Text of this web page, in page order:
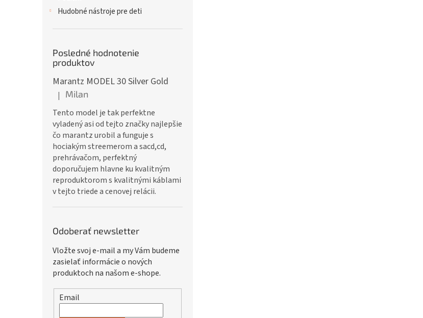
Hudobné nástroje pre deti
Posledné hodnotenie
produktov
Marantz MODEL 30 Silver Gold
Hodnotenie produktu je 5 z 5 hviezdičiek.
| Milan
Tento model je tak perfektne
vyladený asi od tejto značky najlepšie
čo marantz urobil a funguje s
hociakým streemerom a sacd,cd,
prehrávačom, perfektný
doporučujem hlavne ku kvalitným
reproduktorom s kvalitnými káblami
v tejto triede a cenovej relácii.
Odoberať newsletter
Vložte svoj e-mail a my Vám budeme
zasielať informácie o nových
produktoch na našom e-shope.
Email